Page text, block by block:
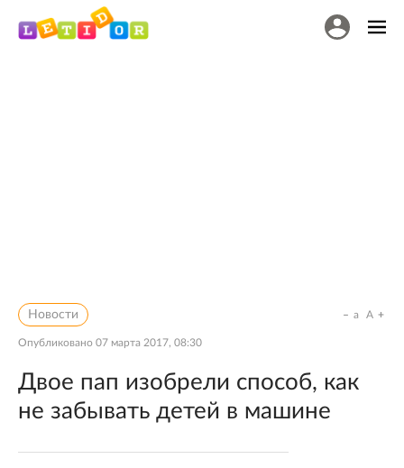
Новости
Опубликовано 07 марта 2017, 08:30
a A
Двое пап изобрели способ, как
не забывать детей в машине